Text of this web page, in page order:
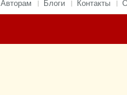
Авторам Блоги Контакты